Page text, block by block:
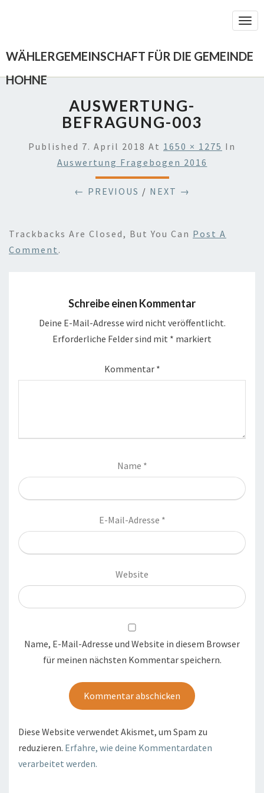
WÄHLERGEMEINSCHAFT FÜR DIE GEMEINDE
HOHNE
AUSWERTUNG-
BEFRAGUNG-003
Published 7. April 2018 At 1650 × 1275 In
Auswertung Fragebogen 2016
← PREVIOUS / NEXT →
Trackbacks Are Closed, But You Can Post A
Comment .
Schreibe einen Kommentar
Deine E-Mail-Adresse wird nicht veröffentlicht.
Erforderliche Felder sind mit * markiert
Kommentar *
Name *
E-Mail-Adresse *
Website
Name, E-Mail-Adresse und Website in diesem Browser
für meinen nächsten Kommentar speichern.
Diese Website verwendet Akismet, um Spam zu
reduzieren. Erfahre, wie deine Kommentardaten
verarbeitet werden.